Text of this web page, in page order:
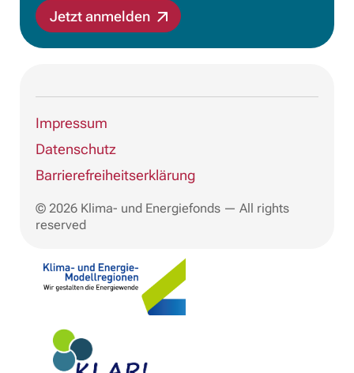
Jetzt anmelden
Impressum
Datenschutz
Barrierefreiheitserklärung
© 2026 Klima- und Energiefonds — All rights
reserved